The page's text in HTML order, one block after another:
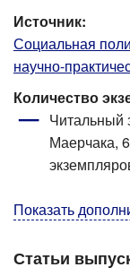
Источник:
Социальная
научно-
Количество
Читальный
Маерчака,
Показать
Статьи